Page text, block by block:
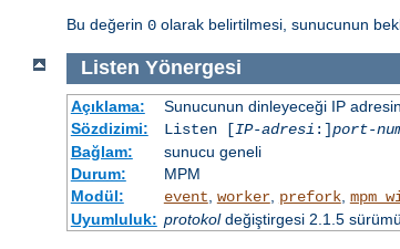
Bu değerin 0 olarak belirtilmesi, sunucunun
Listen Yönergesi
Açıklama:
Sunucunun dinleyeceği IP
Sözdizimi:
Listen [IP-adresi :]port-
Bağlam:
sunucu geneli
Durum:
MPM
Modül:
event worker, prefork,
Uyumluluk: protokoldeğiştirgesi 2.1.5